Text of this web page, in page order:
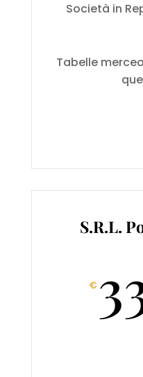
Società in
Tabelle
S.R.L.
€